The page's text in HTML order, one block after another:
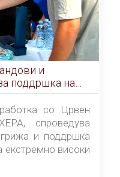
и
поддршка на
бран
со Црвен
спроведува
и поддршка
екстремно високи